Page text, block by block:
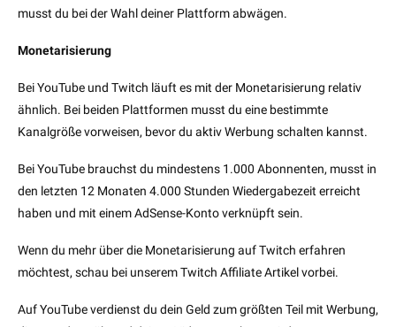
musst du bei der Wahl deiner Plattform abwägen.
Monetarisierung
Bei YouTube und Twitch läuft es mit der Monetarisierung relativ
ähnlich. Bei beiden Plattformen musst du eine bestimmte
Kanalgröße vorweisen, bevor du aktiv Werbung schalten kannst.
Bei YouTube brauchst du mindestens 1.000 Abonnenten, musst in
den letzten 12 Monaten 4.000 Stunden Wiedergabezeit erreicht
haben und mit einem AdSense-Konto verknüpft sein.
Wenn du mehr über die Monetarisierung auf Twitch erfahren
möchtest, schau bei unserem Twitch Affiliate Artikel vorbei.
Auf YouTube verdienst du dein Geld zum größten Teil mit Werbung,